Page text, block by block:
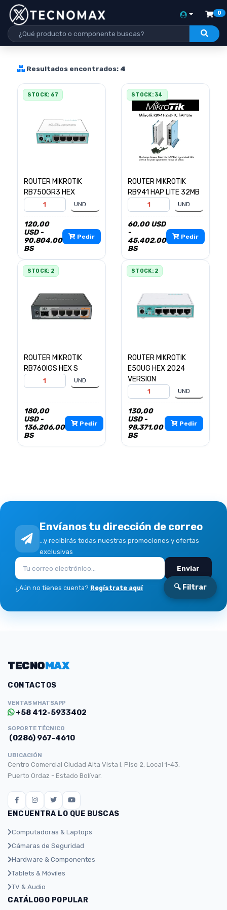
0
Resultados encontrados: 4
STOCK: 67
ROUTER MIKROTIK
RB750GR3 HEX
120,00
USD -
90.804,00
BS
Pedir
STOCK: 34
ROUTER MIKROTIK
RB941 HAP LITE 32MB
60,00 USD
-
45.402,00
BS
Pedir
STOCK: 2
ROUTER MIKROTIK
RB760IGS HEX S
180,00
USD -
136.206,00
BS
Pedir
STOCK: 2
ROUTER MIKROTIK
E50UG HEX 2024
VERSION
130,00
USD -
98.371,00
BS
Pedir
🔍 Filtrar
Envíanos tu dirección de correo
...y recibirás todas nuestras promociones y ofertas
exclusivas
Enviar
¿Aún no tienes cuenta? Regístrate aquí
TECNOMAX
CONTACTOS
VENTAS WHATSAPP
+58 412-5933402
SOPORTE TÉCNICO
(0286) 967-4610
UBICACIÓN
Centro Comercial Ciudad Alta Vista I, Piso 2, Local 1-43.
Puerto Ordaz - Estado Bolívar.
ENCUENTRA LO QUE BUSCAS
Computadoras & Laptops
Cámaras de Seguridad
Hardware & Componentes
Tablets & Móviles
TV & Audio
CATÁLOGO POPULAR